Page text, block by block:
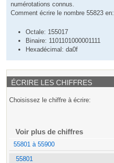
numérotations connus.
Comment écrire le nombre 55823 en:
Octale: 155017
Binaire: 1101101000001111
Hexadécimal: da0f
ÉCRIRE LES CHIFFRES
Choisissez le chiffre à écrire:
Voir plus de chiffres
55801 à 55900
55801